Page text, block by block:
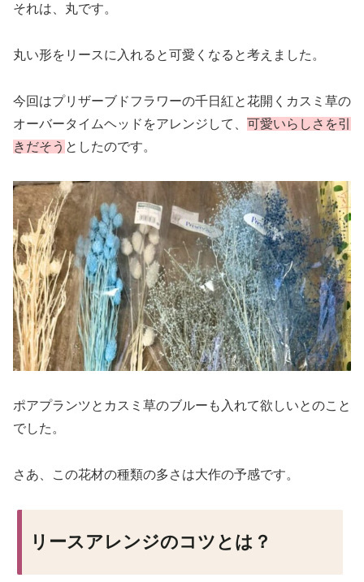
それは、丸です。
丸い形をリースに入れると可愛くなると考えました。
今回はプリザーブドフラワーの千日紅と花開くカスミ草の
オーバータイムヘッドをアレンジして、 可愛いらしさを引
きだそう としたのです。
ポアプランツとカスミ草のブルーも入れて欲しいとのこと
でした。
さあ、この花材の種類の多さは大作の予感です。
リースアレンジのコツとは？